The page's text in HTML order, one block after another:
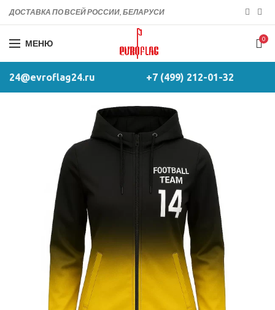
ДОСТАВКА ПО ВСЕЙ РОССИИ, БЕЛАРУСИ
МЕНЮ 0
24@evroflag24.ru +7 (499) 212-01-32